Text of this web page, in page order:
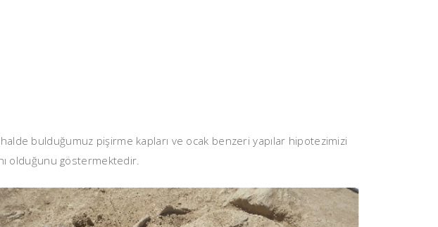
halde bulduğumuz pişirme kapları ve ocak benzeri yapılar hipotezimizi
olduğunu göstermektedir.